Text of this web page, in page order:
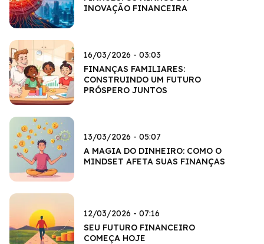
INOVAÇÃO FINANCEIRA
16/03/2026 - 03:03
FINANÇAS FAMILIARES:
CONSTRUINDO UM FUTURO
PRÓSPERO JUNTOS
13/03/2026 - 05:07
A MAGIA DO DINHEIRO: COMO O
MINDSET AFETA SUAS FINANÇAS
12/03/2026 - 07:16
SEU FUTURO FINANCEIRO
COMEÇA HOJE